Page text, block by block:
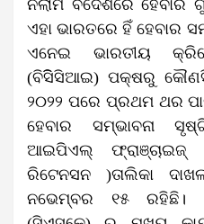
ନିଲାମ ବିଦେଶରେ ହେବାର
ଏହା ଭାରତରେ ହିଁ ହେବାର
ଏନେଇ ଭାରତୀୟ
(ବିସିିସିଆଇ) ପକ୍ଷରୁ କୌଣସି
୨୦୨୨ ପରେ ପ୍ରଥମ ଥର
ହେବାର ସମ୍ଭାବନା
ଆଇପିଏଲ୍ ଫ୍ରାଞ୍ଚାଇଜ୍
ରିଟେନସନ )ତାଲିକା
ନଭେମ୍ବର ୧୫